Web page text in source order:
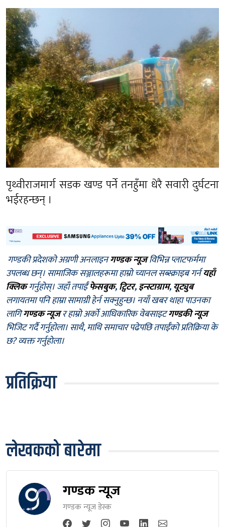
पृथ्वीराजमार्ग सडक खण्ड पर्ने तनहुँमा धेरै सवारी दुर्घटना
भईरहन्छन् ।
गण्डकी प्रदेशको अग्रणी अनलाइनगण्डक न्यूजविभिन्न प्लाटफर्ममा
उपलब्ध छन्। सामाजिक सञ्जालहरूमा हाम्रो च्यानल सब्स्क्राइब गर्नयहाँ
क्लिकगर्नुहोस्। जहाँ तपाईँफेसबुक,ट्विटर,इन्स्टाग्राम, यूट्युब
लगायतमा पनि हाम्रा सामाग्री हेर्न सक्नुहुन्छ। नयाँ खबर थाहा पाउनका
लागिगण्डक न्यूजर हाम्रो अर्को आधिकारिक वेबसाइटगण्डकी न्यूज
भिजिट गर्दै गर्नुहोला। साथै, माथि समाचार पढेपछि तपाईँको प्रतिक्रिया के
छ? व्यक्त गर्नुहोला।
प्रतिक्रिया
लेखकको बारेमा
गण्डक न्यूज
गण्डक न्यूज डेस्क